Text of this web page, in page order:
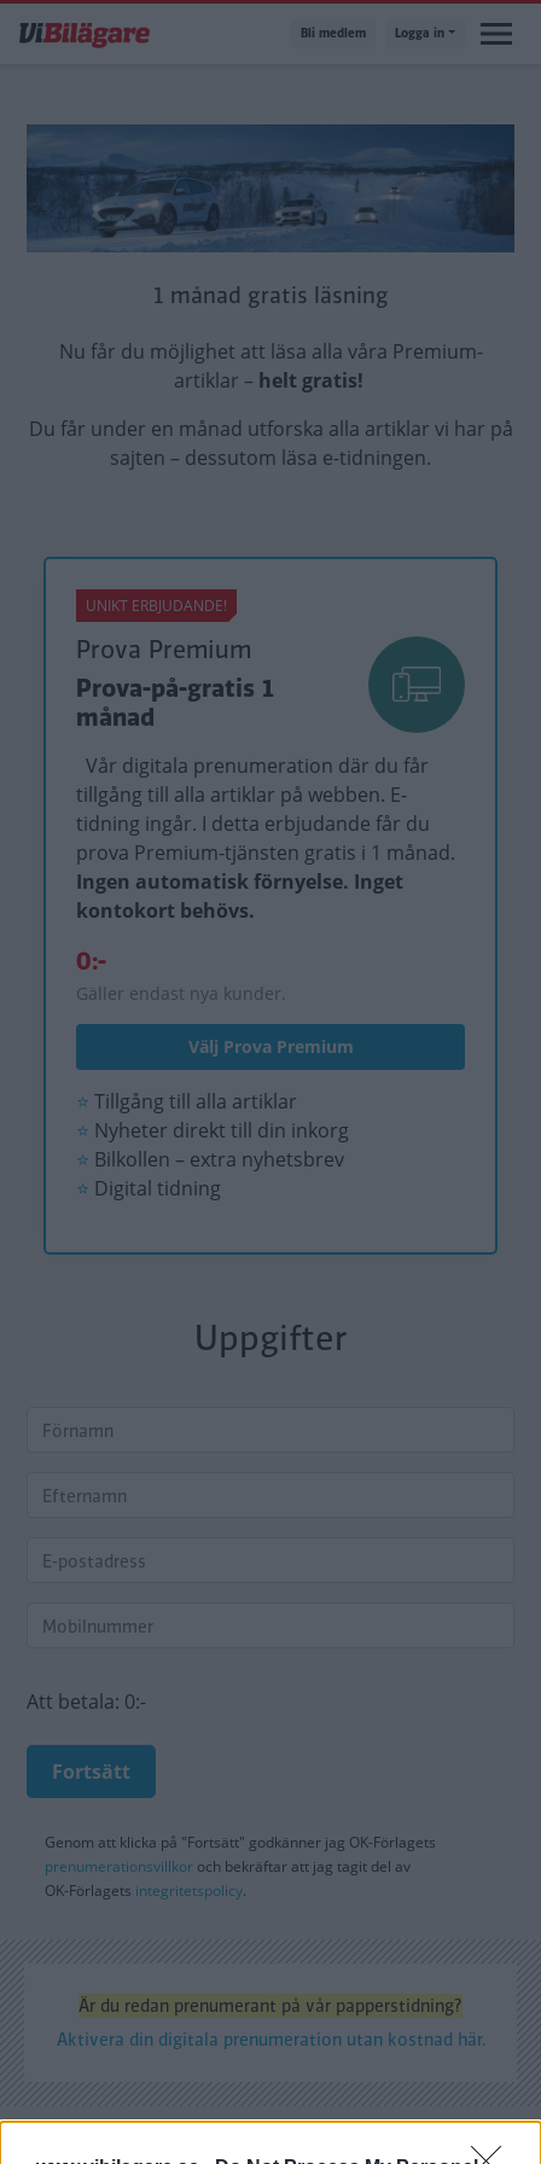
till
Bli medlem Logga in
1 månad gratis läsning
Nu får du möjlighet att läsa alla våra Premium-
artiklar – helt gratis!
Du får under en månad utforska alla artiklar vi har på
sajten – dessutom läsa e-tidningen.
UNIKT ERBJUDANDE!
Prova Premium
Prova-på-gratis 1
månad
Vår digitala prenumeration där du får
tillgång till alla artiklar på webben. E-
tidning ingår. I detta erbjudande får du
prova Premium-tjänsten gratis i 1 månad.
Ingen automatisk förnyelse. Inget
kontokort behövs.
0:-
Gäller endast nya kunder.
Välj Prova Premium
⭐ Tillgång till alla artiklar
⭐ Nyheter direkt till din inkorg
⭐ Bilkollen – extra nyhetsbrev
⭐ Digital tidning
Uppgifter
Att betala: 0:-
Fortsätt
Genom att klicka på "Fortsätt" godkänner jag OK-Förlagets
prenumerationsvillkor och bekräftar att jag tagit del av
OK-Förlagets integritetspolicy.
Är du redan prenumerant på vår papperstidning?
Aktivera din digitala prenumeration utan kostnad här.